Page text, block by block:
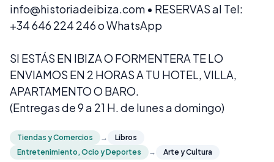
info@historiadeibiza.com • RESERVAS al Tel:
+34 646 224 246 o WhatsApp
SI ESTÁS EN IBIZA O FORMENTERA TE LO
ENVIAMOS EN 2 HORAS A TU HOTEL, VILLA,
APARTAMENTO O BARO.
(Entregas de 9 a 21 H. de lunes a domingo)
Tiendas y Comercios →
Libros
Entretenimiento, Ocio y Deportes
→ Arte y Cultura